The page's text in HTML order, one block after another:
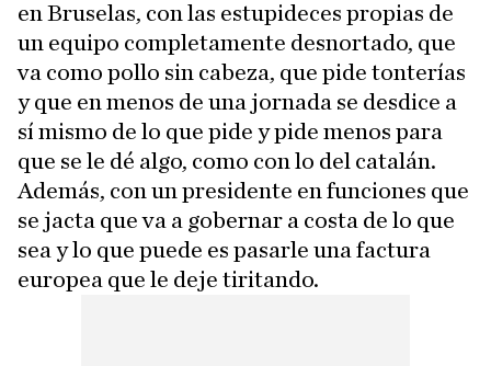
en Bruselas, con las estupideces propias de
un equipo completamente desnortado, que
va como pollo sin cabeza, que pide tonterías
y que en menos de una jornada se desdice a
sí mismo de lo que pide y pide menos para
que se le dé algo, como con lo del catalán.
Además, con un presidente en funciones que
se jacta que va a gobernar a costa de lo que
sea y lo que puede es pasarle una factura
europea que le deje tiritando.